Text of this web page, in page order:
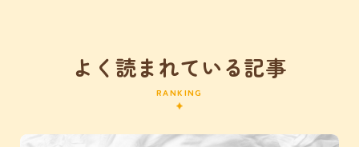
よく読まれている記事
RANKING